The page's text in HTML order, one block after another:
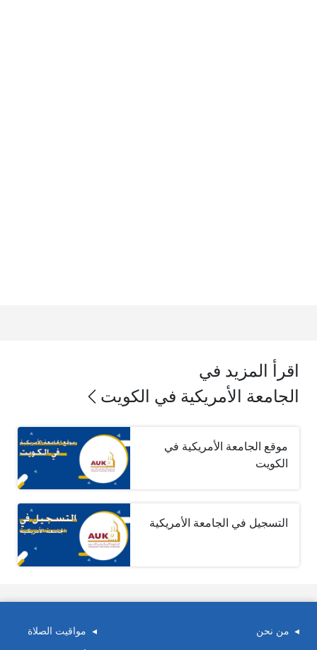
اقرأ المزيد في
الجامعة الأمريكية في الكويت
موقع الجامعة الأمريكية في
الكويت
التسجيل في الجامعة الأمريكية
من نحن مواقيت الصلاة